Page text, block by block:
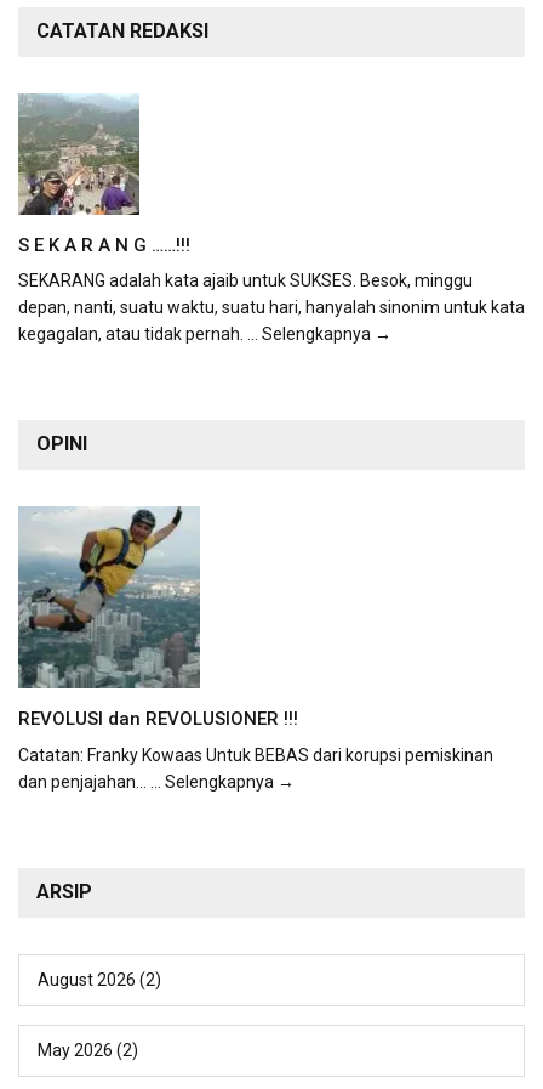
CATATAN REDAKSI
S E K A R A N G ……!!!
SEKARANG adalah kata ajaib untuk SUKSES. Besok, minggu
depan, nanti, suatu waktu, suatu hari, hanyalah sinonim untuk kata
kegagalan, atau tidak pernah. ... Selengkapnya →
OPINI
REVOLUSI dan REVOLUSIONER !!!
Catatan: Franky Kowaas Untuk BEBAS dari korupsi pemiskinan
dan penjajahan...
... Selengkapnya →
ARSIP
August 2026 (2)
May 2026 (2)